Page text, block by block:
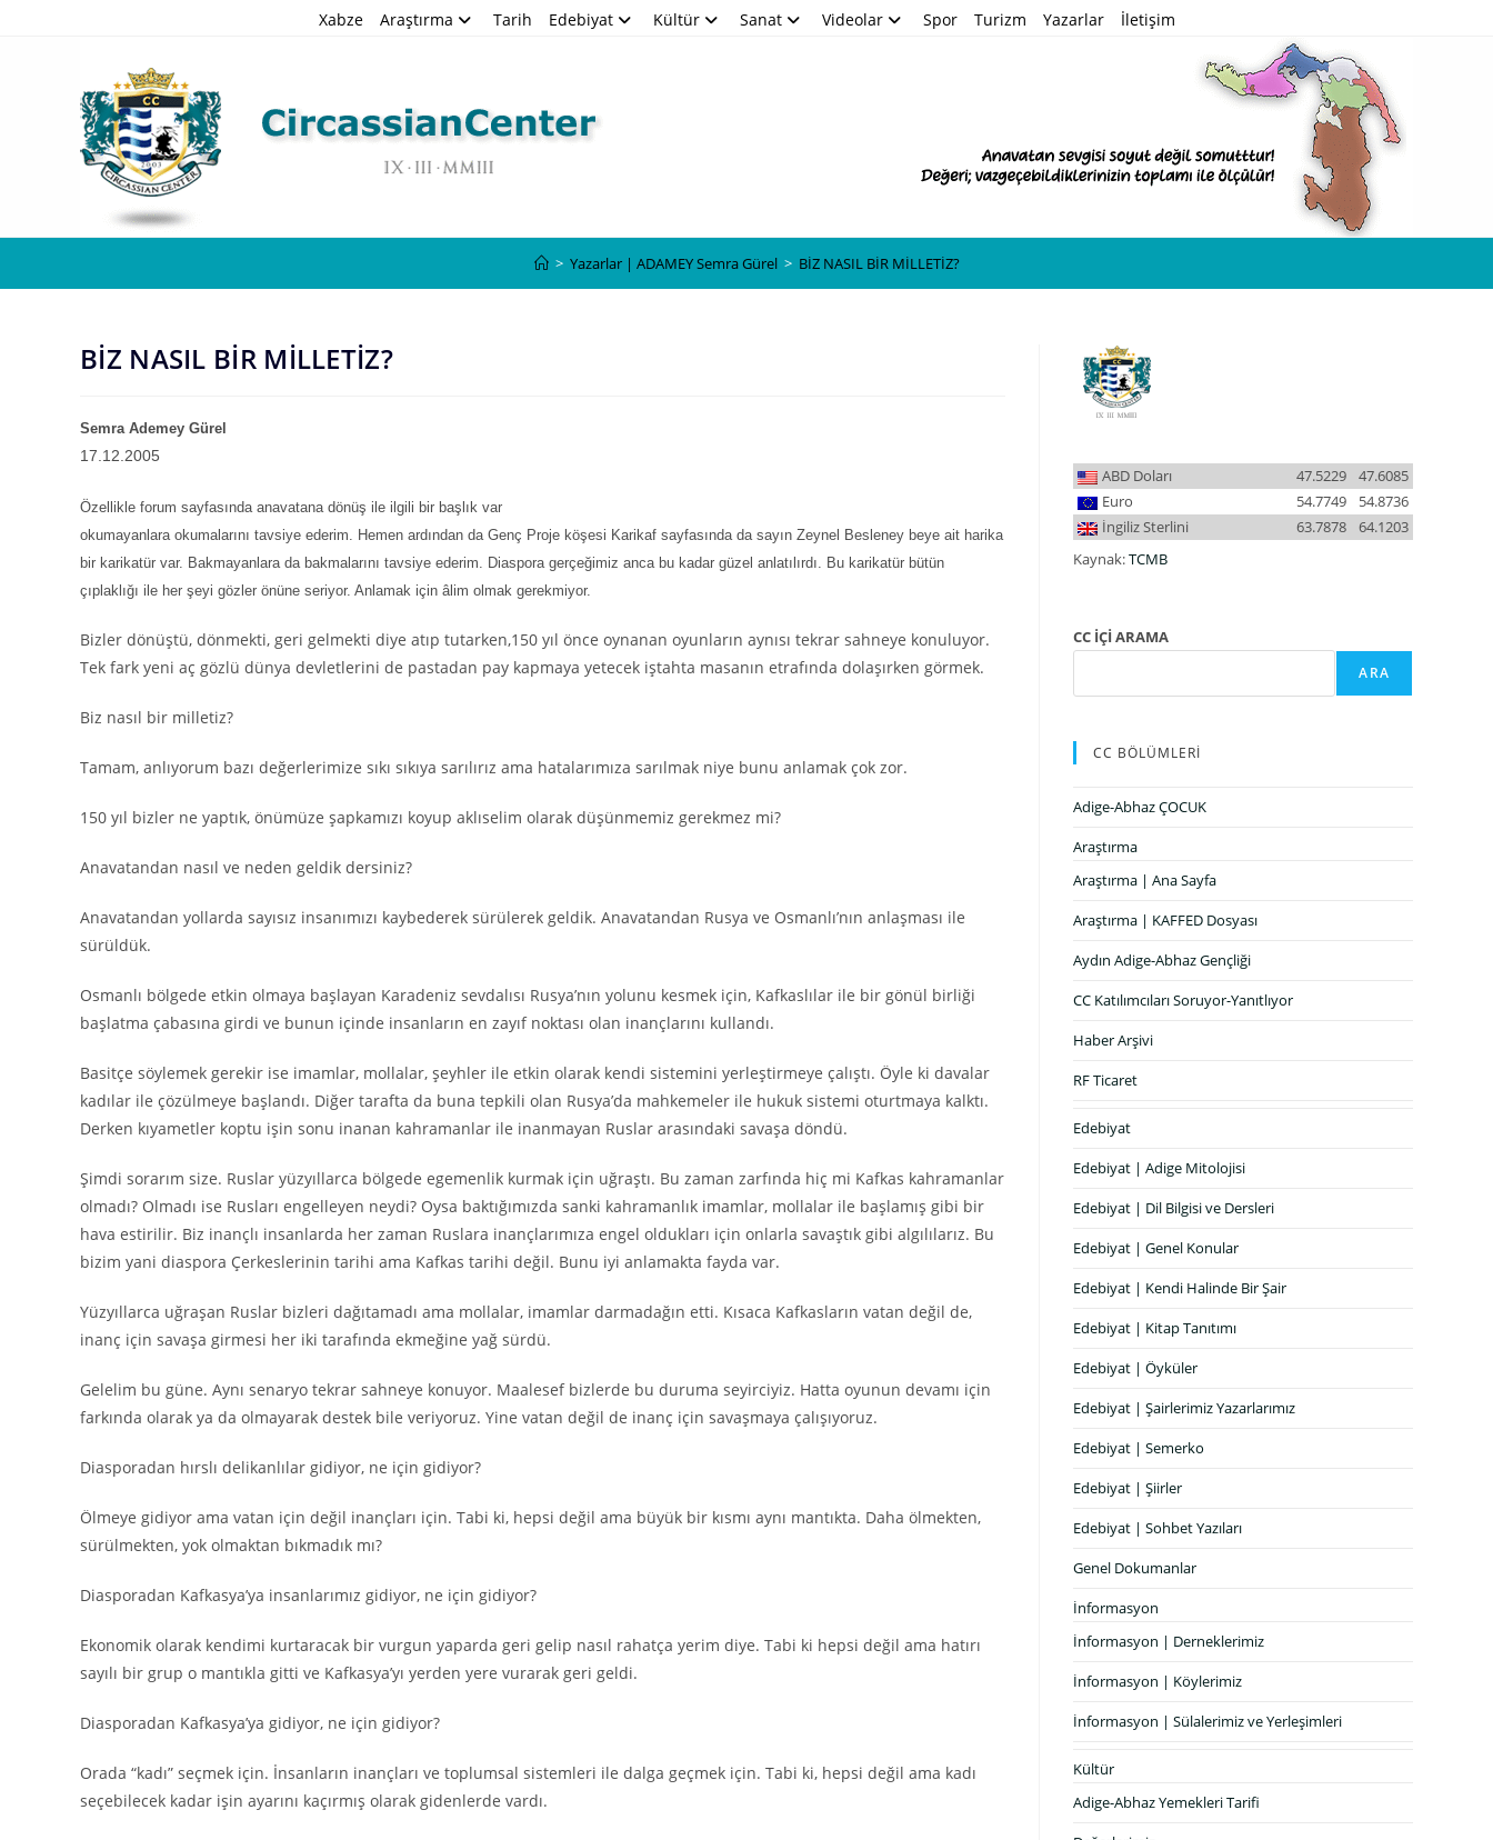
Xabze Araştırma Tarih Edebiyat Kültür Sanat Videolar Spor Turizm Yazarlar İletişim
> Yazarlar | ADAMEY Semra Gürel > BİZ NASIL BİR MİLLETİZ?
BİZ NASIL BİR MİLLETİZ?
Semra Ademey Gürel
17.12.2005
Özellikle forum sayfasında anavatana dönüş ile ilgili bir başlık var
okumayanlara okumalarını tavsiye ederim. Hemen ardından da Genç Proje köşesi Karikaf sayfasında da sayın Zeynel Besleney beye ait harika
bir karikatür var. Bakmayanlara da bakmalarını tavsiye ederim. Diaspora gerçeğimiz anca bu kadar güzel anlatılırdı. Bu karikatür bütün
çıplaklığı ile her şeyi gözler önüne seriyor. Anlamak için âlim olmak gerekmiyor.
Bizler dönüştü, dönmekti, geri gelmekti diye atıp tutarken,150 yıl önce oynanan oyunların aynısı tekrar sahneye konuluyor.
Tek fark yeni aç gözlü dünya devletlerini de pastadan pay kapmaya yetecek iştahta masanın etrafında dolaşırken görmek.
Biz nasıl bir milletiz?
Tamam, anlıyorum bazı değerlerimize sıkı sıkıya sarılırız ama hatalarımıza sarılmak niye bunu anlamak çok zor.
150 yıl bizler ne yaptık, önümüze şapkamızı koyup aklıselim olarak düşünmemiz gerekmez mi?
Anavatandan nasıl ve neden geldik dersiniz?
Anavatandan yollarda sayısız insanımızı kaybederek sürülerek geldik. Anavatandan Rusya ve Osmanlı’nın anlaşması ile
sürüldük.
Osmanlı bölgede etkin olmaya başlayan Karadeniz sevdalısı Rusya’nın yolunu kesmek için, Kafkaslılar ile bir gönül birliği
başlatma çabasına girdi ve bunun içinde insanların en zayıf noktası olan inançlarını kullandı.
Basitçe söylemek gerekir ise imamlar, mollalar, şeyhler ile etkin olarak kendi sistemini yerleştirmeye çalıştı. Öyle ki davalar
kadılar ile çözülmeye başlandı. Diğer tarafta da buna tepkili olan Rusya’da mahkemeler ile hukuk sistemi oturtmaya kalktı.
Derken kıyametler koptu işin sonu inanan kahramanlar ile inanmayan Ruslar arasındaki savaşa döndü.
Şimdi sorarım size. Ruslar yüzyıllarca bölgede egemenlik kurmak için uğraştı. Bu zaman zarfında hiç mi Kafkas kahramanlar
olmadı? Olmadı ise Rusları engelleyen neydi? Oysa baktığımızda sanki kahramanlık imamlar, mollalar ile başlamış gibi bir
hava estirilir. Biz inançlı insanlarda her zaman Ruslara inançlarımıza engel oldukları için onlarla savaştık gibi algılılarız. Bu
bizim yani diaspora Çerkeslerinin tarihi ama Kafkas tarihi değil. Bunu iyi anlamakta fayda var.
Yüzyıllarca uğraşan Ruslar bizleri dağıtamadı ama mollalar, imamlar darmadağın etti. Kısaca Kafkasların vatan değil de,
inanç için savaşa girmesi her iki tarafında ekmeğine yağ sürdü.
Gelelim bu güne. Aynı senaryo tekrar sahneye konuyor. Maalesef bizlerde bu duruma seyirciyiz. Hatta oyunun devamı için
farkında olarak ya da olmayarak destek bile veriyoruz. Yine vatan değil de inanç için savaşmaya çalışıyoruz.
Diasporadan hırslı delikanlılar gidiyor, ne için gidiyor?
Ölmeye gidiyor ama vatan için değil inançları için. Tabi ki, hepsi değil ama büyük bir kısmı aynı mantıkta. Daha ölmekten,
sürülmekten, yok olmaktan bıkmadık mı?
Diasporadan Kafkasya’ya insanlarımız gidiyor, ne için gidiyor?
Ekonomik olarak kendimi kurtaracak bir vurgun yaparda geri gelip nasıl rahatça yerim diye. Tabi ki hepsi değil ama hatırı
sayılı bir grup o mantıkla gitti ve Kafkasya’yı yerden yere vurarak geri geldi.
Diasporadan Kafkasya’ya gidiyor, ne için gidiyor?
Orada “kadı” seçmek için. İnsanların inançları ve toplumsal sistemleri ile dalga geçmek için. Tabi ki, hepsi değil ama kadı
seçebilecek kadar işin ayarını kaçırmış olarak gidenlerde vardı.
ABD Doları 47.6085
47.5229
Euro
54.8736
54.7749
İngiliz Sterlini
64.1203
63.7878
Kaynak:TCMB
CC İÇİ ARAMA
ARA
CC BÖLÜMLERİ
Adige-Abhaz ÇOCUK
Araştırma
Araştırma | Ana Sayfa
Araştırma | KAFFED Dosyası
Aydın Adige-Abhaz Gençliği
CC Katılımcıları Soruyor-Yanıtlıyor
Haber Arşivi
RF Ticaret
Edebiyat
Edebiyat | Adige Mitolojisi
Edebiyat | Dil Bilgisi ve Dersleri
Edebiyat | Genel Konular
Edebiyat | Kendi Halinde Bir Şair
Edebiyat | Kitap Tanıtımı
Edebiyat | Öyküler
Edebiyat | Şairlerimiz Yazarlarımız
Edebiyat | Semerko
Edebiyat | Şiirler
Edebiyat | Sohbet Yazıları
Genel Dokumanlar
İnformasyon
İnformasyon | Derneklerimiz
İnformasyon | Köylerimiz
İnformasyon | Sülalerimiz ve Yerleşimleri
Kültür
Adige-Abhaz Yemekleri Tarifi